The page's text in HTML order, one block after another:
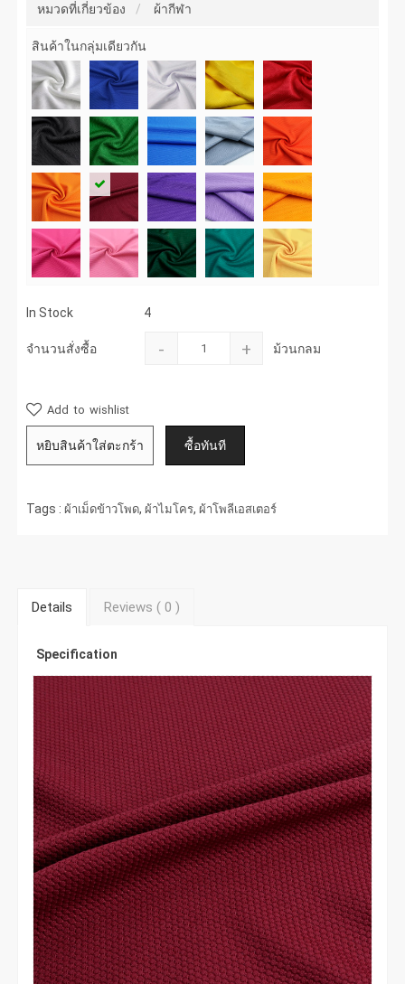
หมวดที่เกี่ยวข้อง
ผ้ากีฬา
สินค้าในกลุ่มเดียวกัน
In Stock 4
จำนวนสั่งซื้อ - + ม้วนกลม
Add to wishlist
Tags :ผ้าเม็ดข้าวโพด,ผ้าไมโคร,ผ้าโพลีเอสเตอร์
Details Reviews ( 0)
Specification